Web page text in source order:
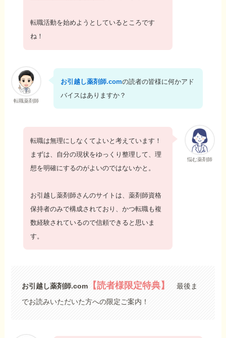
転職活動を始めようとしているところです
ね！
転職薬剤師
お引越し薬剤師.comの読者の皆様に何かアド
バイスはありますか？
悩む薬剤師
転職は無理にしなくてよいと考えています！
まずは、自分の現状をゆっくり整理して、理
想を明確にするのがよいのではないかと。
お引越し薬剤師さんのサイトは、薬剤師資格
保持者のみで構成されており、かつ転職も複
数経験されているので信頼できると思いま
す。
お引越し薬剤師.com 【読者様限定特典】
最後ま
でお読みいただいた方への限定ご案内！